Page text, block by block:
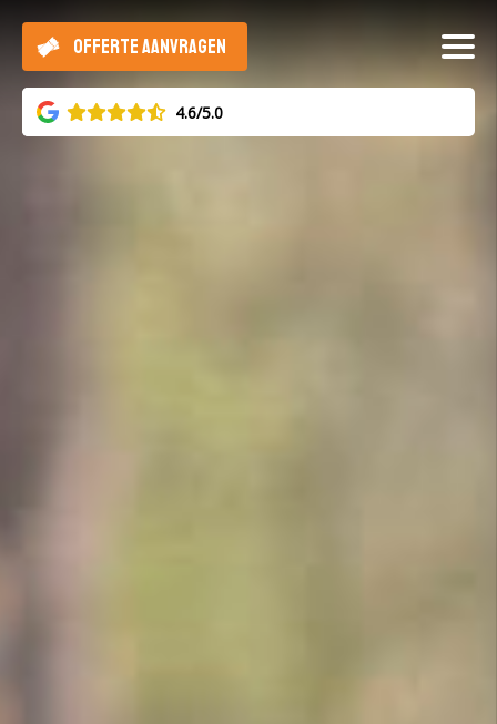
4.6/5.0
OFFERTE AANVRAGEN